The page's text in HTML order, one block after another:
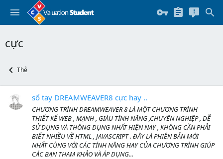
cực
Thẻ
sổ tay DREAMWEAVER8 cực hay ..
CHƯƠNG TRÌNH DREAMWEAVER 8 LÀ MỘT CHƯƠNG TRÌNH
THIẾT KẾ WEB , MẠNH , GIÀU TÍNH NĂNG ,CHUYÊN NGHIỆP , DỄ
SỬ DỤNG VÀ THÔNG DỤNG NHẤT HIỆN NAY , KHÔNG CẦN PHẢI
BIẾT NHIỀU VỀ HTML , JAVASCRIPT . ĐÂY LÀ PHIÊN BẢN MỚI
NHẤT CÙNG VỚI CÁC TÍNH NĂNG HAY CỦA CHƯƠNG TRÌNH GIÚP
CÁC BẠN THAM KHẢO VÀ ÁP DỤNG...